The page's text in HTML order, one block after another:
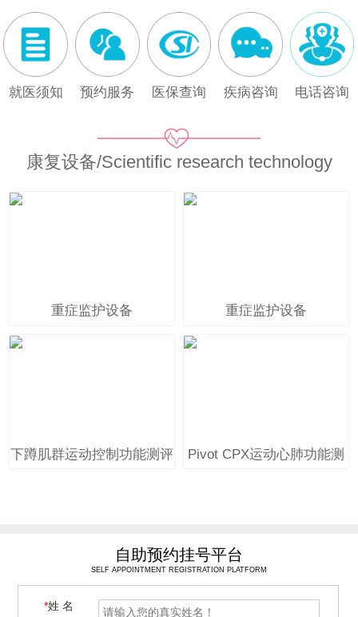
就医须知 预约服务 医保查询 疾病咨询 电话咨询
康复设备/Scientific research technology
重症监护设备 重症监护设备
下蹲肌群运动控制功能测评
Pivot CPX运动心肺功能测
自助预约挂号平台
SELF APPOINTMENT REGISTRATION PLATFORM
*姓 名